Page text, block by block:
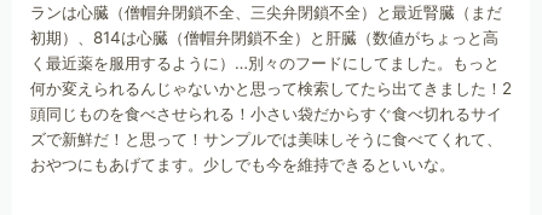
ランは心臓（僧帽弁閉鎖不全、三尖弁閉鎖不全）と最近腎臓（まだ
初期）、814は心臓（僧帽弁閉鎖不全）と肝臓（数値がちょっと高
く最近薬を服用するように）…別々のフードにしてました。もっと
何か変えられるんじゃないかと思って検索してたら出てきました！2
頭同じものを食べさせられる！小さい袋だからすぐ食べ切れるサイ
ズで新鮮だ！と思って！サンプルでは美味しそうに食べてくれて、
おやつにもあげてます。少しでも今を維持できるといいな。